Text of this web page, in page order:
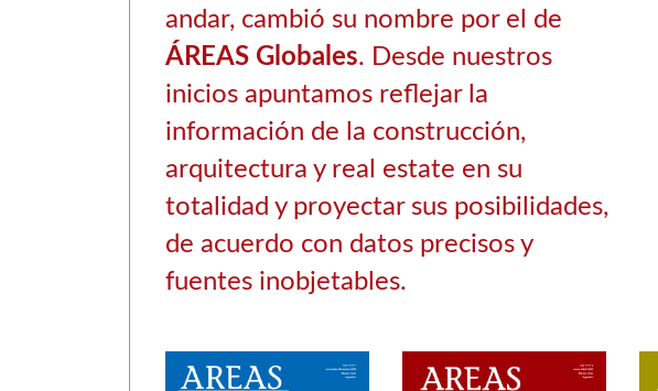
andar, cambió su nombre por el de
ÁREAS Globales. Desde nuestros
inicios apuntamos reflejar la
información de la construcción,
arquitectura y real estate en su
totalidad y proyectar sus posibilidades,
de acuerdo con datos precisos y
fuentes inobjetables.